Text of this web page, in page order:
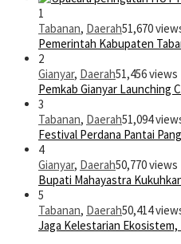
1
Tabanan, Daerah51,670
Pemerintah Kabupaten
2
Gianyar, Daerah51,456 views
Pemkab Gianyar Launching
3
Tabanan, Daerah51,094
Festival Perdana Pantai
4
Gianyar, Daerah50,770 views
Bupati Mahayastra
5
Tabanan, Daerah50,414
Jaga Kelestarian